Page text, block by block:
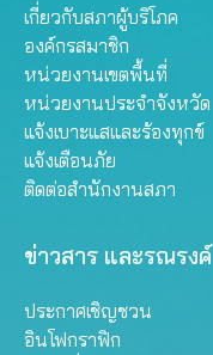
เกี่ยวกับสภาผู้บริโภค
องค์กรสมาชิก
หน่วยงานเขตพื้นที่
หน่วยงานประจำจังหวัด
แจ้งเบาะแสและร้องทุกข์
แจ้งเตือนภัย
ติดต่อสำนักงานสภา
ข่าวสาร และรณรงค์
ประกาศเชิญชวน
อินโฟกราฟิก